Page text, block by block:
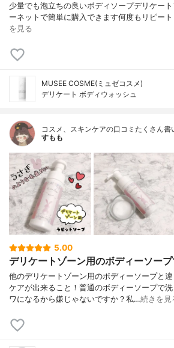
少量でも泡立ちの良いボディソープデリケー
ーネットで簡単に購入できます何度もリピー
を見る
MUSEE COSME(ミュゼコスメ)
デリケート ボディウォッシュ
コスメ、スキンケアの口コミたくさん書
すもも
5.00
デリケートゾーン用のボディーソー
他のデリケートゾーン用のボディーソープと
ケアが出来ること！普通のボディーソープで
ワになるから嫌じゃないですか？私…続きを見